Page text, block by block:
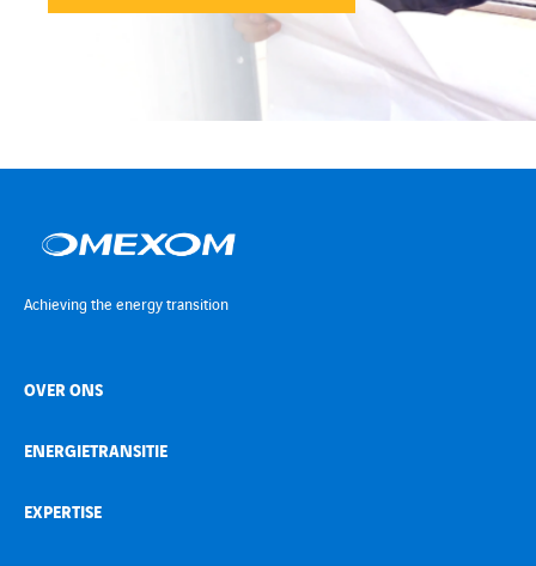
Achieving the energy transition
OVER ONS
ENERGIETRANSITIE
EXPERTISE